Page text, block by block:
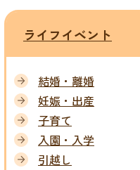
ライフイベント
結婚・離婚
妊娠・出産
子育て
入園・入学
引越し